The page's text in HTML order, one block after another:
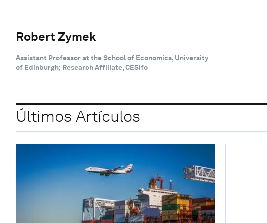
Robert Zymek
Assistant Professor at the School of Economics, University
of Edinburgh; Research Affiliate, CESifo
Últimos Artículos